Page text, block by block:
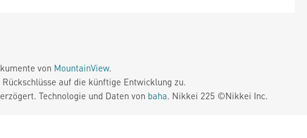
von MountainView.
auf die künftige Entwicklung zu.
Technologie und Daten von baha. Nikkei 225 ©Nikkei Inc.